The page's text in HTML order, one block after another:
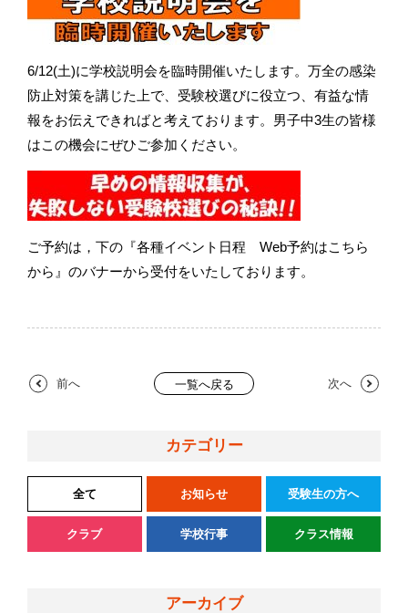
6/12(土)に学校説明会を臨時開催いたします。万全の感染
防止対策を講じた上で、受験校選びに役立つ、有益な情
報をお伝えできればと考えております。男子中3生の皆様
はこの機会にぜひご参加ください。
ご予約は，下の『各種イベント日程 Web予約はこちら
から』のバナーから受付をいたしております。
前へ 一覧へ戻る 次へ
カテゴリー
全て お知らせ 受験生の方へ
クラブ 学校行事 クラス情報
アーカイブ